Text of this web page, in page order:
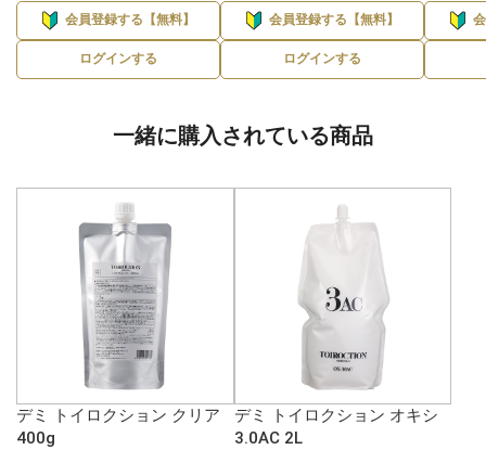
会員登録する【無料】
ログインする
会員登録する【無料】
ログインする
一緒に購入されている商品
デミ トイロクション クリア
400g
デミ トイロクション オキシ
3.0AC 2L